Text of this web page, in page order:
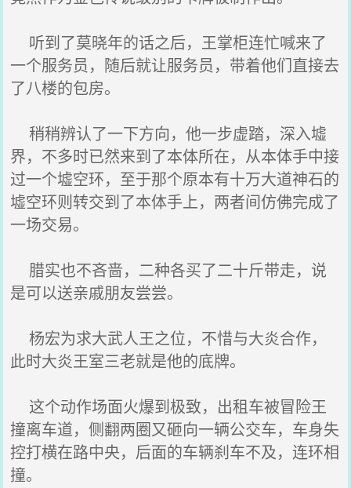
听到了莫晓年的话之后，王掌柜连忙喊来了
一个服务员，随后就让服务员，带着他们直接去
了八楼的包房。
稍稍辨认了一下方向，他一步虚踏，深入墟
界，不多时已然来到了本体所在，从本体手中接
过一个墟空环，至于那个原本有十万大道神石的
墟空环则转交到了本体手上，两者间仿佛完成了
一场交易。
腊实也不吝啬，二种各买了二十斤带走，说
是可以送亲戚朋友尝尝。
杨宏为求大武人王之位，不惜与大炎合作，
此时大炎王室三老就是他的底牌。
这个动作场面火爆到极致，出租车被冒险王
撞离车道，侧翻两圈又砸向一辆公交车，车身失
控打横在路中央，后面的车辆刹车不及，连环相
撞。